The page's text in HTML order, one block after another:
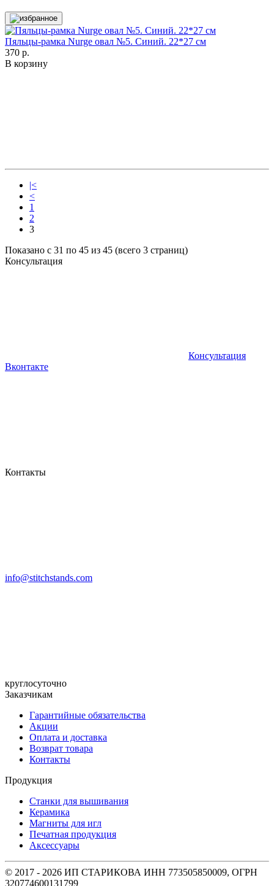
Пяльцы-рамка Nurge овал №5. Синий. 22*27 см
370 р.
В корзину
|<
<
1
2
3
Показано с 31 по 45 из 45 (всего 3 страниц)
Консультация
Консультация
Вконтакте
Контакты
info@stitchstands.com
круглосуточно
Заказчикам
Гарантийные обязательства
Акции
Оплата и доставка
Возврат товара
Контакты
Продукция
Станки для вышивания
Керамика
Магниты для игл
Печатная продукция
Аксессуары
© 2017 - 2026 ИП СТАРИКОВА ИНН 773505850009, ОГРН
320774600131799